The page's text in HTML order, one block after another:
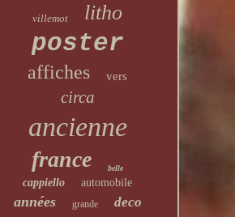
villemot litho
poster
affiches vers
circa
ancienne
france belle
cappiello automobile
années grande deco